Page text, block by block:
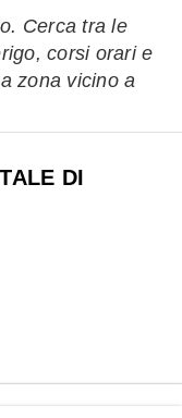
Cerca tra le
corsi orari e
zona vicino a
DI